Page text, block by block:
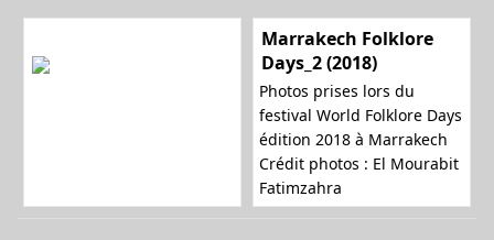
Marrakech Folklore
Days_2 (2018)
Photos prises lors du
festival World Folklore Days
édition 2018 à Marrakech
Crédit photos : El Mourabit
Fatimzahra